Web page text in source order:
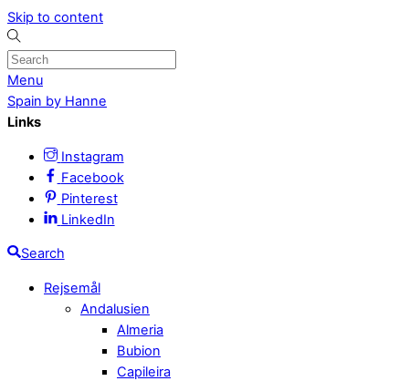
Skip to content
Menu
Spain by Hanne
Links
Instagram
Facebook
Pinterest
LinkedIn
Search
Rejsemål
Andalusien
Almeria
Bubion
Capileira